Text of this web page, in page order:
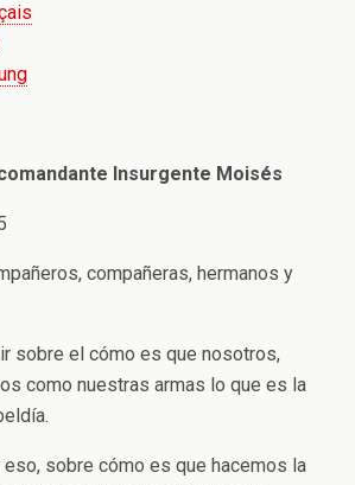
Insurgente Moisés
compañeras, hermanos y
sobre el cómo es que nosotros,
como nuestras armas lo que es la
sobre cómo es que hacemos la